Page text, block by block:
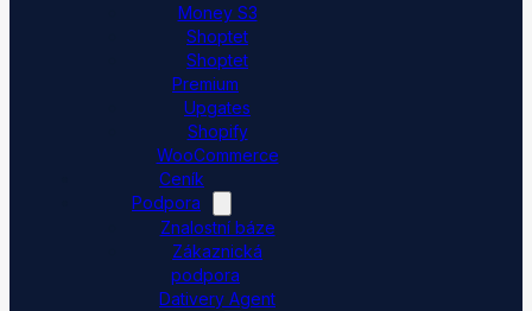
Money S3
Shoptet
Shoptet
Premium
Upgates
Shopify
WooCommerce
Ceník
Podpora
Znalostní báze
Zákaznická
podpora
Dativery Agent